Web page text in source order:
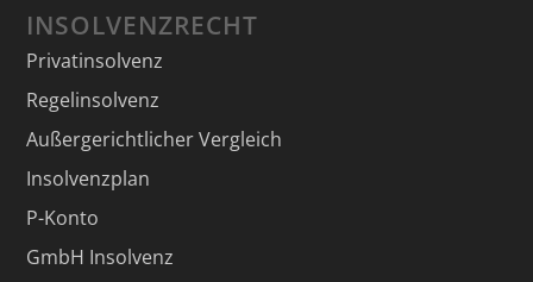
INSOLVENZRECHT
Privatinsolvenz
Regelinsolvenz
Außergerichtlicher Vergleich
Insolvenzplan
P-Konto
GmbH Insolvenz